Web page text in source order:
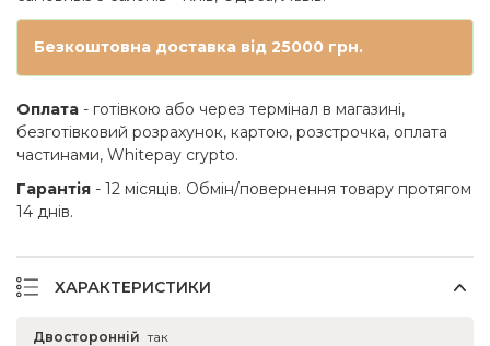
Безкоштовна доставка від 25000 грн.
Оплата - готівкою або через термінал в магазині,
безготівковий розрахунок, картою, розстрочка, оплата
частинами, Whitepay crypto.
Гарантія - 12 місяців. Обмін/повернення товару протягом
14 днів.
ХАРАКТЕРИСТИКИ
Двосторонній так